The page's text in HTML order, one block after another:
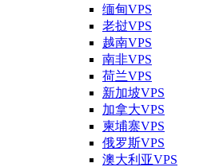
缅甸VPS
老挝VPS
越南VPS
南非VPS
荷兰VPS
新加坡VPS
加拿大VPS
柬埔寨VPS
俄罗斯VPS
澳大利亚VPS